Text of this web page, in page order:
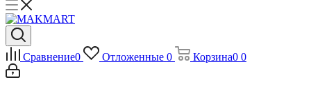
Сравнение0 Отложенные 0 Корзина0 0